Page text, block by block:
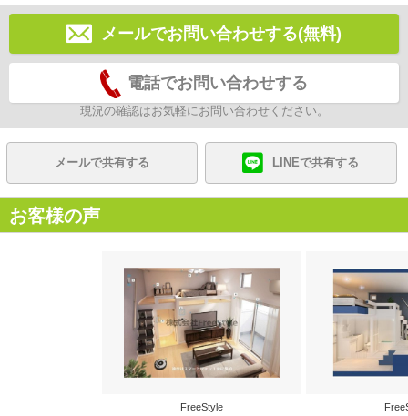
メールでお問い合わせする(無料)
電話でお問い合わせする
現況の確認はお気軽にお問い合わせください。
メールで共有する LINEで共有する
お客様の声
FreeStyle